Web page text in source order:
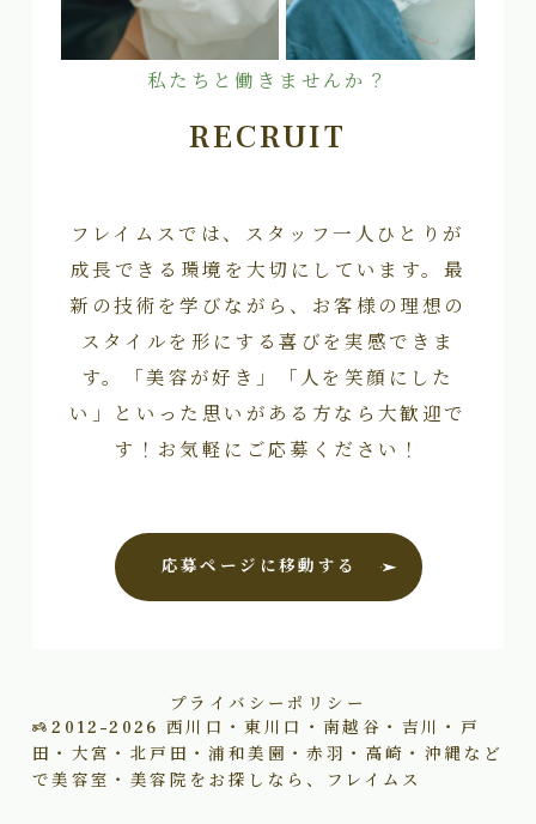
私たちと働きませんか？
RECRUIT
フレイムスでは、スタッフ一人ひとりが
成長できる環境を大切にしています。最
新の技術を学びながら、お客様の理想の
スタイルを形にする喜びを実感できま
す。「美容が好き」「人を笑顔にした
い」といった思いがある方なら大歓迎で
す！お気軽にご応募ください！
応募ページに移動する
プライバシーポリシー
2012–2026 西川口・東川口・南越谷・吉川・戸
田・大宮・北戸田・浦和美園・赤羽・高崎・沖縄など
で美容室・美容院をお探しなら、フレイムス